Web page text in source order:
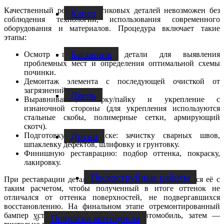
Капот
Багажник
Дверь
Диски
Пескоструйные работы
Покраска мотоцикла
Качественный ремонт пластиковых деталей невозможен без
соблюдения технологии, использования современного
оборудования и материалов. Процедура включает такие
этапы:
Осмотр поврежденной детали для выявления
проблемных мест и определения оптимальной схемы
починки.
Демонтаж элемента с последующей очисткой от
загрязнений.
Выравнивание, сварку/пайку и укрепление с
изнаночной стороны (для укрепления используются
стальные скобы, полимерные сетки, армирующий
скотч).
Подготовку к покраске: зачистку сварных швов,
шпаклевку дефектов, шлифовку и грунтовку.
Финишную реставрацию: подбор оттенка, покраску,
лакировку.
При реставрации деталей мы подбираем краску, нанося её с
таким расчетом, чтобы полученный в итоге оттенок не
отличался от оттенка поверхностей, не подвергавшихся
восстановлению. На финальном этапе отремонтированный
бампер устанавливается обратно на автомобиль, затем —